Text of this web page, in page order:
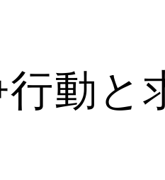
行動と